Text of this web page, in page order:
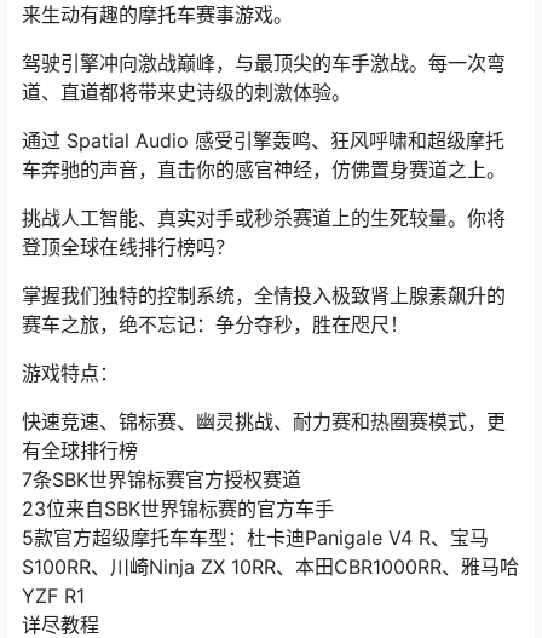
来生动有趣的摩托车赛事游戏。
驾驶引擎冲向激战巅峰，与最顶尖的车手激战。每一次弯
道、直道都将带来史诗级的刺激体验。
通过 Spatial Audio 感受引擎轰鸣、狂风呼啸和超级摩托
车奔驰的声音，直击你的感官神经，仿佛置身赛道之上。
挑战人工智能、真实对手或秒杀赛道上的生死较量。你将
登顶全球在线排行榜吗？
掌握我们独特的控制系统，全情投入极致肾上腺素飙升的
赛车之旅，绝不忘记：争分夺秒，胜在咫尺！
游戏特点：
快速竞速、锦标赛、幽灵挑战、耐力赛和热圈赛模式，更
有全球排行榜
7条SBK世界锦标赛官方授权赛道
23位来自SBK世界锦标赛的官方车手
5款官方超级摩托车车型：杜卡迪Panigale V4 R、宝马
S100RR、川崎Ninja ZX 10RR、本田CBR1000RR、雅马哈
YZF R1
详尽教程